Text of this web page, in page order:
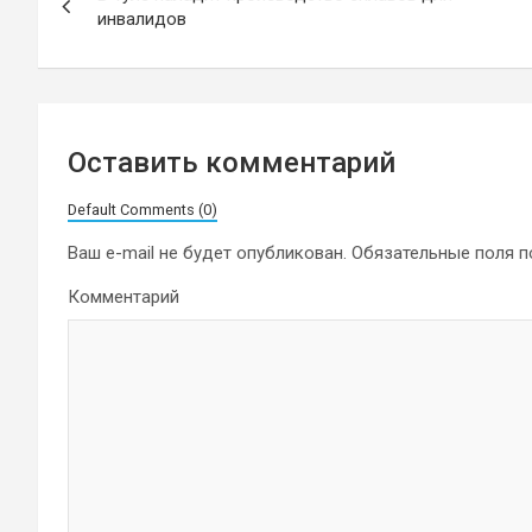
по
записям
инвалидов
Оставить комментарий
Default Comments (0)
Ваш e-mail не будет опубликован. Обязательные поля
Комментарий